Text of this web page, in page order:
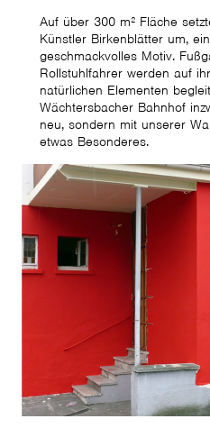
Auf über 300 m² Fläche
Künstler Birkenblätter um,
geschmackvolles Motiv.
Rollstuhlfahrer werden auf
natürlichen Elementen
Wächtersbacher Bahnhof
neu, sondern mit unserer
etwas Besonderes.